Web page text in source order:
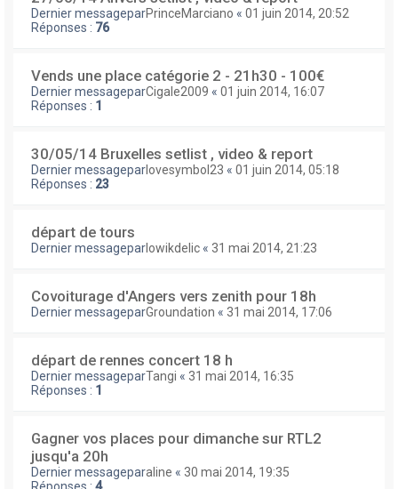
Dernier messageparPrinceMarciano « 01 juin 2014, 20:52
Réponses : 76
Vends une place catégorie 2 - 21h30 - 100€
Dernier messageparCigale2009 « 01 juin 2014, 16:07
Réponses : 1
30/05/14 Bruxelles setlist , video & report
Dernier messageparlovesymbol23 « 01 juin 2014, 05:18
Réponses : 23
départ de tours
Dernier messageparlowikdelic « 31 mai 2014, 21:23
Covoiturage d'Angers vers zenith pour 18h
Dernier messageparGroundation « 31 mai 2014, 17:06
départ de rennes concert 18 h
Dernier messageparTangi « 31 mai 2014, 16:35
Réponses : 1
Gagner vos places pour dimanche sur RTL2
jusqu'a 20h
Dernier messageparaline « 30 mai 2014, 19:35